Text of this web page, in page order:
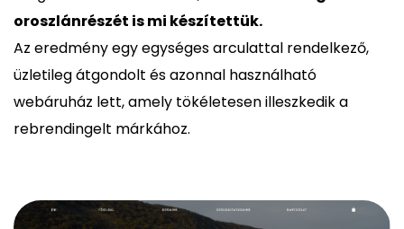
oroszlánrészét is mi készítettük.
Az eredmény egy egységes arculattal rendelkező,
üzletileg átgondolt és azonnal használható
webáruház lett, amely tökéletesen illeszkedik a
rebrendingelt márkához.